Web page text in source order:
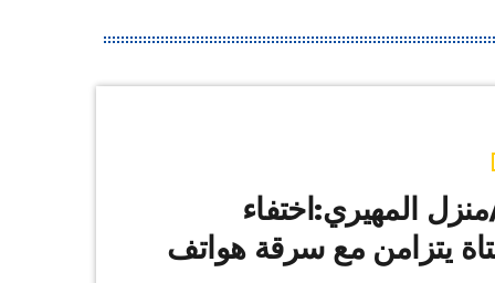
منزل المهيري:اختفاء
هواتف